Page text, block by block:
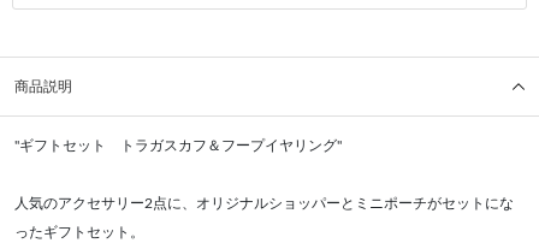
商品説明
"ギフトセット トラガスカフ＆フープイヤリング"
人気のアクセサリー2点に、オリジナルショッパーとミニポーチがセットにな
ったギフトセット。